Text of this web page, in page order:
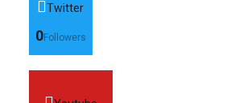
Twitter
0Followers